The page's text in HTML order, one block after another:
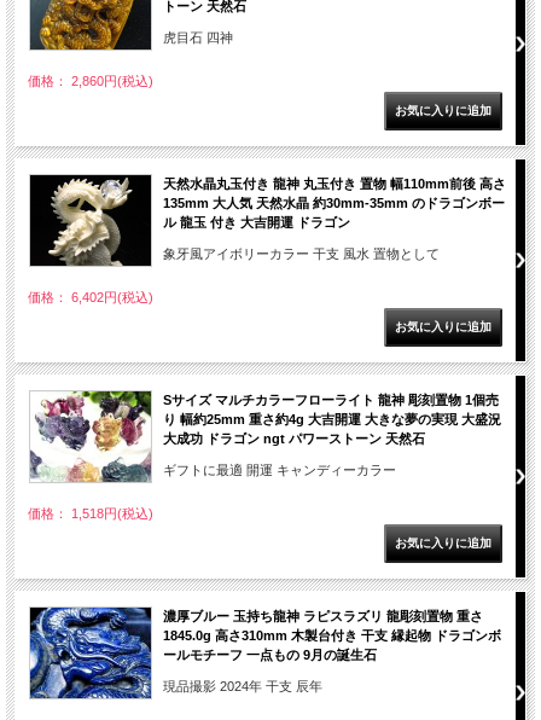
トーン 天然石
虎目石 四神
価格： 2,860円(税込)
天然水晶丸玉付き 龍神 丸玉付き 置物 幅110mm前後 高さ
135mm 大人気 天然水晶 約30mm-35mm のドラゴンボー
ル 龍玉 付き 大吉開運 ドラゴン
象牙風アイボリーカラー 干支 風水 置物として
価格： 6,402円(税込)
Sサイズ マルチカラーフローライト 龍神 彫刻置物 1個売
り 幅約25mm 重さ約4g 大吉開運 大きな夢の実現 大盛況
大成功 ドラゴン ngt パワーストーン 天然石
ギフトに最適 開運 キャンディーカラー
価格： 1,518円(税込)
濃厚ブルー 玉持ち龍神 ラピスラズリ 龍彫刻置物 重さ
1845.0g 高さ310mm 木製台付き 干支 縁起物 ドラゴンボ
ールモチーフ 一点もの 9月の誕生石
現品撮影 2024年 干支 辰年